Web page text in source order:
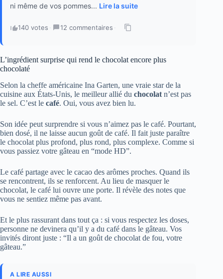
ni même de vos pommes... Lire la suite
140 votes · 12 commentaires ·
L’ingrédient surprise qui rend le chocolat encore plus
chocolaté
Selon la cheffe américaine Ina Garten, une vraie star de la
cuisine aux États-Unis, le meilleur allié du chocolat n’est pas
le sel. C’est le café. Oui, vous avez bien lu.
Son idée peut surprendre si vous n’aimez pas le café. Pourtant,
bien dosé, il ne laisse aucun goût de café. Il fait juste paraître
le chocolat plus profond, plus rond, plus complexe. Comme si
vous passiez votre gâteau en “mode HD”.
Le café partage avec le cacao des arômes proches. Quand ils
se rencontrent, ils se renforcent. Au lieu de masquer le
chocolat, le café lui ouvre une porte. Il révèle des notes que
vous ne sentiez même pas avant.
Et le plus rassurant dans tout ça : si vous respectez les doses,
personne ne devinera qu’il y a du café dans le gâteau. Vos
invités diront juste : “Il a un goût de chocolat de fou, votre
gâteau.”
A LIRE AUSSI